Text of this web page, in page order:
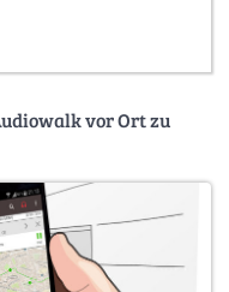
vor Ort zu